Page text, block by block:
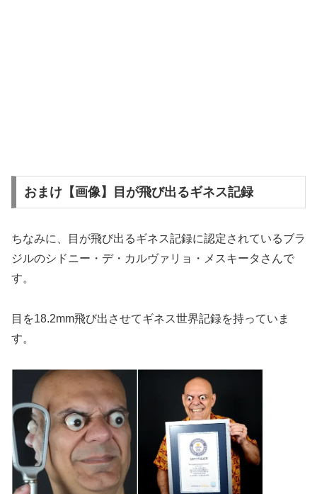
おまけ【画像】目が飛び出るギネス記録
ちなみに、目が飛び出るギネス記録に認定されているブラ
ジルのシドニー・デ・カルヴァリョ・メスキータさんで
す。
目を18.2mm飛び出させてギネス世界記録を持っていま
す。